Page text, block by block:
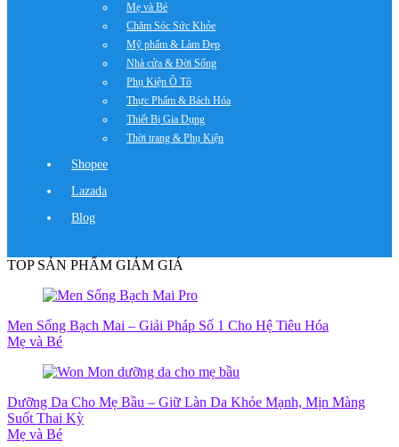
Mẹ và Bé
Chăm Sóc Sức Khỏe
Mỹ phẩm & Làm Đẹp
Nhà cửa & Đời Sống
Phụ Kiện Ô Tô
Thực Phẩm & Bách Hóa
Thiết Bị Gia Dụng
Thời trang & Phụ Kiện
Shopee
Lazada
Blog
TOP SẢN PHẨM GIẢM GIÁ
Men Sống Bạch Mai – Giải Pháp Số 1 Cho Hệ Tiêu Hóa
Mẹ và Bé
Dưỡng Da Cho Mẹ Bầu – Giữ Làn Da Khỏe Mạnh, Mịn Màng
Suốt Thai Kỳ
Mẹ và Bé